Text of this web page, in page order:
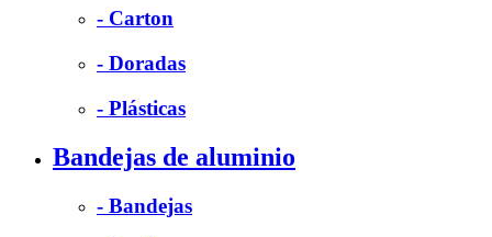
- Carton
- Doradas
- Plásticas
Bandejas de aluminio
- Bandejas